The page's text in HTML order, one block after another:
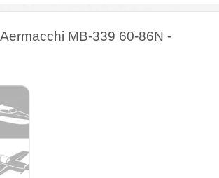
MB-339 60-86N -